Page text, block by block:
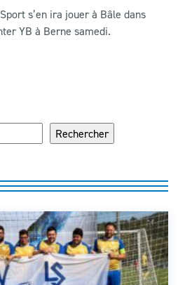
s’en ira jouer à Bâle dans
YB à Berne samedi.
Rechercher